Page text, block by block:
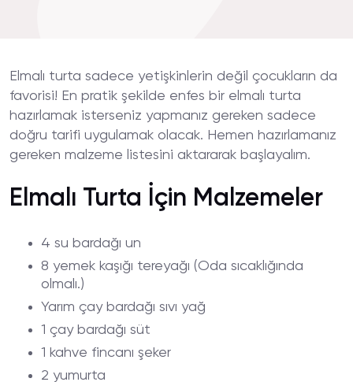
Elmalı turta sadece yetişkinlerin değil çocukların da
favorisi! En pratik şekilde enfes bir elmalı turta
hazırlamak isterseniz yapmanız gereken sadece
doğru tarifi uygulamak olacak. Hemen hazırlamanız
gereken malzeme listesini aktararak başlayalım.
Elmalı Turta İçin Malzemeler
4 su bardağı un
8 yemek kaşığı tereyağı (Oda sıcaklığında
olmalı.)
Yarım çay bardağı sıvı yağ
1 çay bardağı süt
1 kahve fincanı şeker
2 yumurta